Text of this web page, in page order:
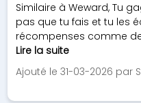
Similaire à Weward, Tu
pas que tu fais et tu les
récompenses comme
Lire la suite
Ajouté le 31-03-2026 par